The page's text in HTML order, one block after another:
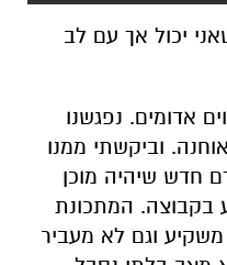
יכול אך עם לב
אדומים. נפגשנו
וביקשתי ממנו
חדש שיהיה מוכן
בקבוצה. המתכונת
וגם לא מעביר